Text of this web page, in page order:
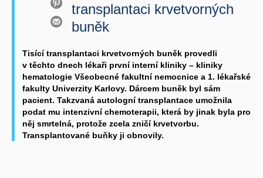
transplantaci krvetvorných
buněk
Tisící transplantaci krvetvorných buněk provedli
v těchto dnech lékaři první interní kliniky – kliniky
hematologie Všeobecné fakultní nemocnice a 1. lékařské
fakulty Univerzity Karlovy. Dárcem buněk byl sám
pacient. Takzvaná autologní transplantace umožnila
podat mu intenzivní chemoterapii, která by jinak byla pro
něj smrtelná, protože zcela zničí krvetvorbu.
Transplantované buňky ji obnovily.